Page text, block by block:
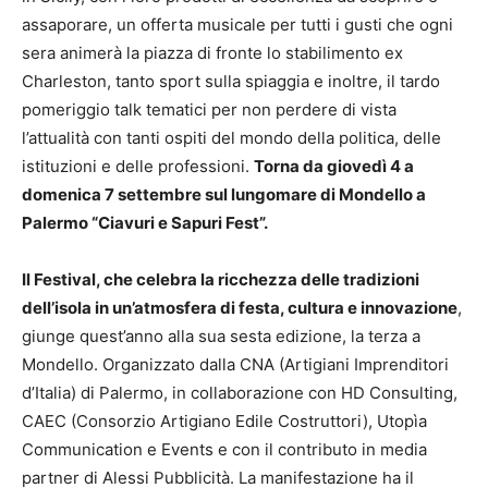
assaporare, un offerta musicale per tutti i gusti che ogni
sera animerà la piazza di fronte lo stabilimento ex
Charleston, tanto sport sulla spiaggia e inoltre, il tardo
pomeriggio talk tematici per non perdere di vista
l’attualità con tanti ospiti del mondo della politica, delle
istituzioni e delle professioni. Torna da giovedì 4 a
domenica 7 settembre sul lungomare di Mondello a
Palermo “Ciavuri e Sapuri Fest”.
Il Festival, che celebra la ricchezza delle tradizioni
dell’isola in un’atmosfera di festa, cultura e innovazione,
giunge quest’anno alla sua sesta edizione, la terza a
Mondello. Organizzato dalla CNA (Artigiani Imprenditori
d’Italia) di Palermo, in collaborazione con HD Consulting,
CAEC (Consorzio Artigiano Edile Costruttori), Utopìa
Communication e Events e con il contributo in media
partner di Alessi Pubblicità. La manifestazione ha il